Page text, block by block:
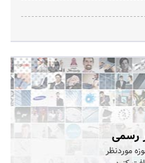
رسمی
موردنظر